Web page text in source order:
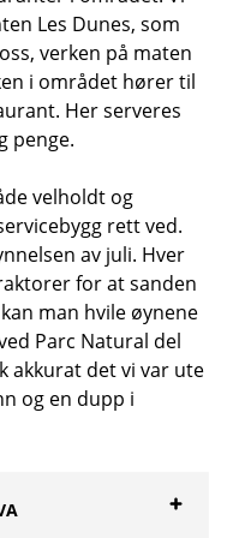
Les Dunes, som
verken på maten
i området hører til
Her serveres
penge.
velholdt og
rett ved.
av juli. Hver
for at sanden
man hvile øynene
Parc Natural del
akkurat det vi var ute
og en dupp i